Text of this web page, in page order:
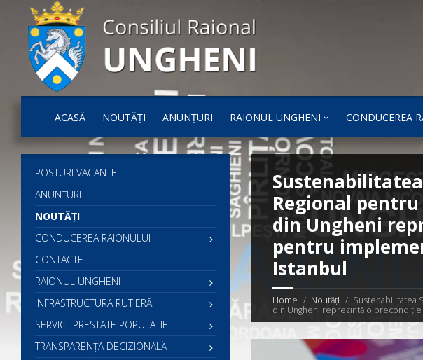
ACASĂ NOUTĂȚI ANUNȚURI RAIONUL UNGHENI CONDUCEREA
Regional
din Ungheni
pentru
Istanbul
Home Noutăți
Sustenabilitatea
din Ungheni reprezintă o
POSTURI VACANTE
ANUNȚURI
NOUTĂȚI
CONDUCEREA RAIONULUI
CONTACTE
RAIONUL UNGHENI
INFRASTRUCTURA RUTIERĂ
SERVICII PRESTATE POPULATIEI
TRANSPARENȚA DECIZIONALĂ